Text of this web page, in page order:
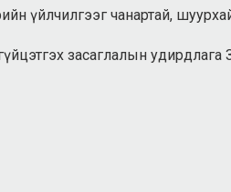
үйлчилгээг чанартай,
засаглалын